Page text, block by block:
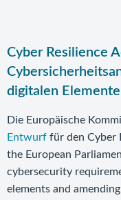
Cyber Resilience
digitalen
Die Europäische
Entwurf für den Cyber
the European
cybersecurity
elements and